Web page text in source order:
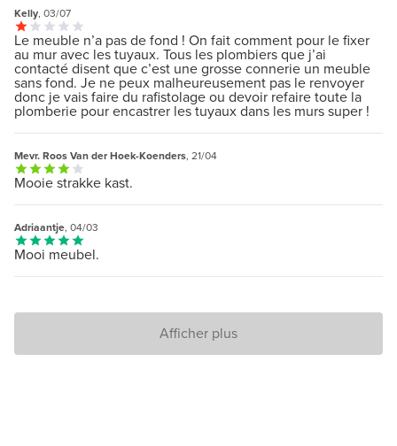
Kelly, 03/07
Le meuble n’a pas de fond ! On fait comment pour le fixer
au mur avec les tuyaux. Tous les plombiers que j’ai
contacté disent que c’est une grosse connerie un meuble
sans fond. Je ne peux malheureusement pas le renvoyer
donc je vais faire du rafistolage ou devoir refaire toute la
plomberie pour encastrer les tuyaux dans les murs super !
Mevr. Roos Van der Hoek-Koenders, 21/04
Mooie strakke kast.
Adriaantje, 04/03
Mooi meubel.
Afficher plus